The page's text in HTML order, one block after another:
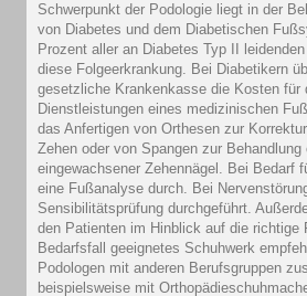
Schwerpunkt der Podologie liegt in der
von Diabetes und dem Diabetischen
Prozent aller an Diabetes Typ II
diese Folgeerkrankung. Bei Diabetikern
gesetzliche Krankenkasse die Kosten für
Dienstleistungen eines medizinischen
das Anfertigen von Orthesen zur
Zehen oder von Spangen zur Behandlung
eingewachsener Zehennägel. Bei Bedarf
eine Fußanalyse durch. Bei
Sensibilitätsprüfung durchgeführt.
den Patienten im Hinblick auf die richtige
Bedarfsfall geeignetes Schuhwerk
Podologen mit anderen Berufsgruppen
beispielsweise mit